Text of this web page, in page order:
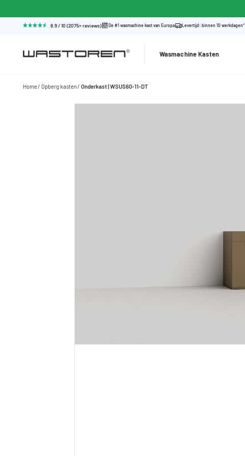
8.9 / 10 (2075+ reviews) De #1 wasmachine kast van Europa Levertijd: binnen 10 werkdagen*
Wasmachine Kasten
Home Opberg kasten Onderkast | WSUS60-11-DT